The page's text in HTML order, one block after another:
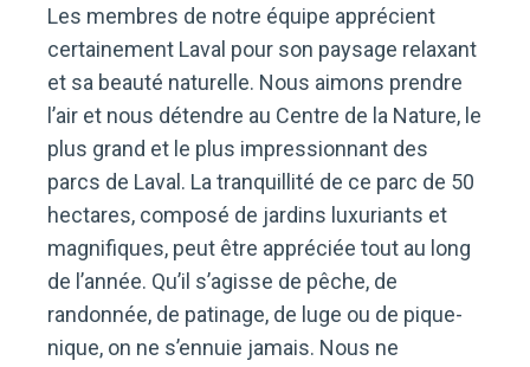
Les membres de notre équipe apprécient
certainement Laval pour son paysage relaxant
et sa beauté naturelle. Nous aimons prendre
l’air et nous détendre au Centre de la Nature, le
plus grand et le plus impressionnant des
parcs de Laval. La tranquillité de ce parc de 50
hectares, composé de jardins luxuriants et
magnifiques, peut être appréciée tout au long
de l’année. Qu’il s’agisse de pêche, de
randonnée, de patinage, de luge ou de pique-
nique, on ne s’ennuie jamais. Nous ne